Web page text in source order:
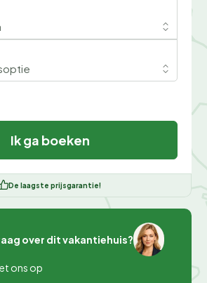
Ik ga boeken
De laagste prijsgarantie!
over dit vakantiehuis?
ons op